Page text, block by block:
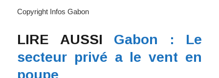
Copyright Infos Gabon
LIRE AUSSI Gabon : Le
secteur privé a le vent en
poupe